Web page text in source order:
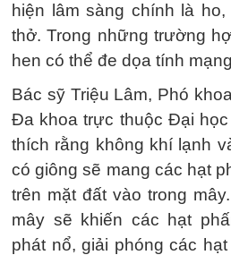
hiện lâm sàng chính là
thở. Trong những trường
hen có thể đe dọa tính
Bác sỹ Triệu Lâm, Phó
Đa khoa trực thuộc Đại học
thích rằng không khí lạnh
có giông sẽ mang các hạt
trên mặt đất vào trong
mây sẽ khiến các hạt
phát nổ, giải phóng các